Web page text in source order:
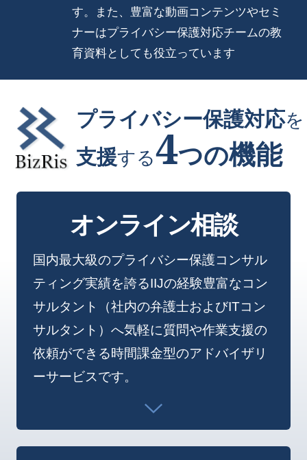
す。また、豊富な動画コンテンツやセミ
ナーはプライバシー保護対応チームの教
育資料としても役立っています
プライバシー保護対応を
支援する4つの機能
オンライン相談
国内最大級のプライバシー保護コンサル
ティング実績を誇るIIJの経験豊富なコン
サルタント（社内の弁護士およびITコン
サルタント）へ気軽に質問や作業支援の
依頼ができる時間課金型のアドバイザリ
ーサービスです。